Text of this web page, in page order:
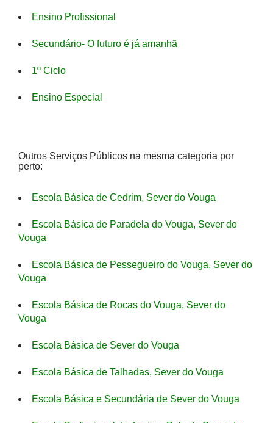
Ensino Profissional
Secundário- O futuro é já amanhã
1º Ciclo
Ensino Especial
Outros Serviços Públicos na mesma categoria por
perto:
Escola Básica de Cedrim, Sever do Vouga
Escola Básica de Paradela do Vouga, Sever do
Vouga
Escola Básica de Pessegueiro do Vouga, Sever do
Vouga
Escola Básica de Rocas do Vouga, Sever do
Vouga
Escola Básica de Sever do Vouga
Escola Básica de Talhadas, Sever do Vouga
Escola Básica e Secundária de Sever do Vouga